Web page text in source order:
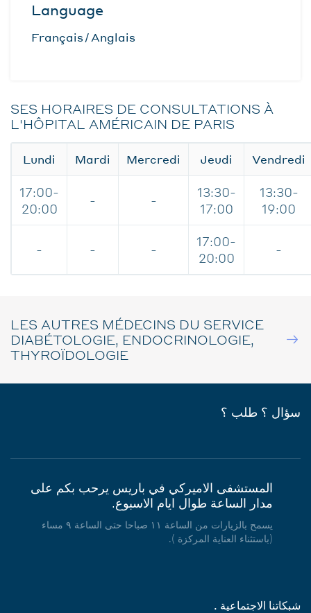
Language
Français Anglais
SES HORAIRES DE CONSULTATIONS À
L'HÔPITAL AMÉRICAIN DE PARIS
Lundi Mardi Mercredi Jeudi Vendredi
17:00-
20:00
- -
13:30-
17:00
13:30-
19:00
- - -
17:00-
20:00
-
LES AUTRES MÉDECINS DU SERVICE
DIABÉTOLOGIE, ENDOCRINOLOGIE,
THYROÏDOLOGIE
سؤال ؟ طلب ؟
المستشفى الاميركي في باريس يرحب بكم على
مدار الساعة طوال ايام الاسبوع.
يسمح بالزيارات من الساعة ١١ صباحا حتى الساعة ٩ مساء
(باستثناء العناية المركزة ).
شبكاتنا الاجتماعية .